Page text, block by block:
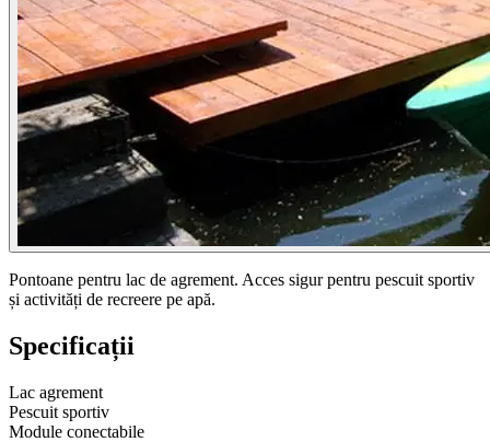
Pontoane pentru lac de agrement. Acces sigur pentru pescuit sportiv
și activități de recreere pe apă.
Specificații
Lac agrement
Pescuit sportiv
Module conectabile